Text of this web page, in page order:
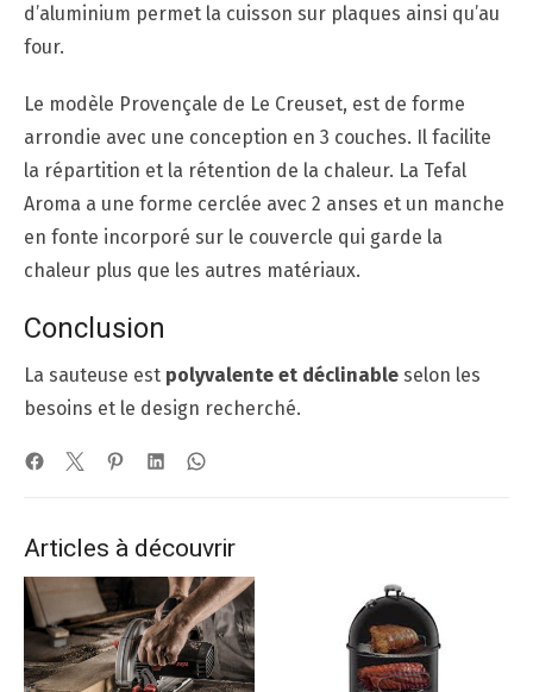
d’aluminium permet la cuisson sur plaques ainsi qu’au
four.
Le modèle Provençale de Le Creuset, est de forme
arrondie avec une conception en 3 couches. Il facilite
la répartition et la rétention de la chaleur. La Tefal
Aroma a une forme cerclée avec 2 anses et un manche
en fonte incorporé sur le couvercle qui garde la
chaleur plus que les autres matériaux.
Conclusion
La sauteuse est polyvalente et déclinable selon les
besoins et le design recherché.
Articles à découvrir